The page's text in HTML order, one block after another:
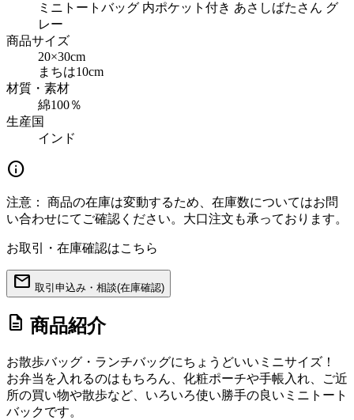
ミニトートバッグ 内ポケット付き あさしばたさん グ
レー
商品サイズ
20×30cm
まちは10cm
材質・素材
綿100％
生産国
インド
info
注意：
商品の在庫は変動するため、在庫数についてはお問
い合わせにてご確認ください。大口注文も承っております。
お取引・在庫確認はこちら
mail 取引申込み・相談(在庫確認)
description 商品紹介
お散歩バッグ・ランチバッグにちょうどいいミニサイズ！
お弁当を入れるのはもちろん、化粧ポーチや手帳入れ、ご近
所の買い物や散歩など、いろいろ使い勝手の良いミニトート
バックです。